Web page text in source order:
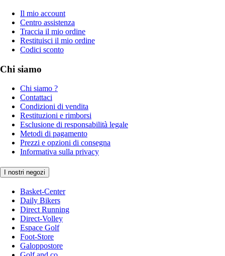
Il mio account
Centro assistenza
Traccia il mio ordine
Restituisci il mio ordine
Codici sconto
Chi siamo
Chi siamo ?
Contattaci
Condizioni di vendita
Restituzioni e rimborsi
Esclusione di responsabilità legale
Metodi di pagamento
Prezzi e opzioni di consegna
Informativa sulla privacy
I nostri negozi
Basket-Center
Daily Bikers
Direct Running
Direct-Volley
Espace Golf
Foot-Store
Galoppostore